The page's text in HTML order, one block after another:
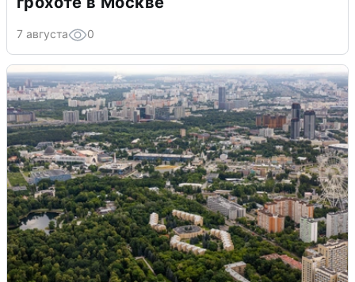
7 августа 0